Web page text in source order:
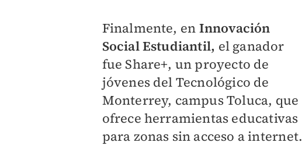
Finalmente, en Innovación
Social Estudiantil, el ganador
fue Share+, un proyecto de
jóvenes del Tecnológico de
Monterrey, campus Toluca, que
ofrece herramientas educativas
para zonas sin acceso a internet.